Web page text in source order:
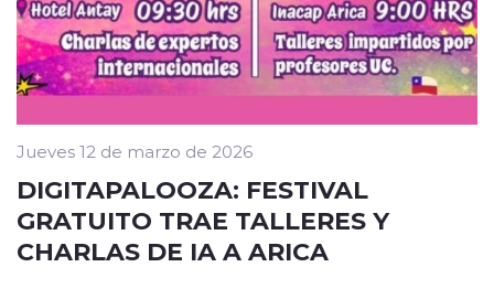
Jueves 12 de marzo de 2026
DIGITAPALOOZA: FESTIVAL
GRATUITO TRAE TALLERES Y
CHARLAS DE IA A ARICA